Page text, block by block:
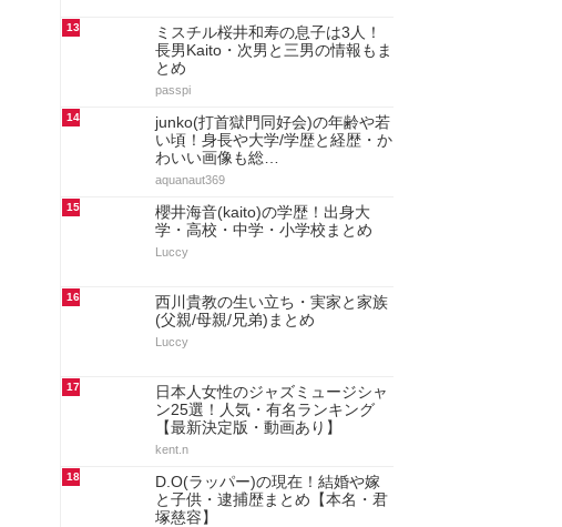
13
ミスチル桜井和寿の息子は3人！
長男Kaito・次男と三男の情報もま
とめ
passpi
14
junko(打首獄門同好会)の年齢や若
い頃！身長や大学/学歴と経歴・か
わいい画像も総…
aquanaut369
15
櫻井海音(kaito)の学歴！出身大
学・高校・中学・小学校まとめ
Luccy
16
西川貴教の生い立ち・実家と家族
(父親/母親/兄弟)まとめ
Luccy
17
日本人女性のジャズミュージシャ
ン25選！人気・有名ランキング
【最新決定版・動画あり】
kent.n
18
D.O(ラッパー)の現在！結婚や嫁
と子供・逮捕歴まとめ【本名・君
塚慈容】